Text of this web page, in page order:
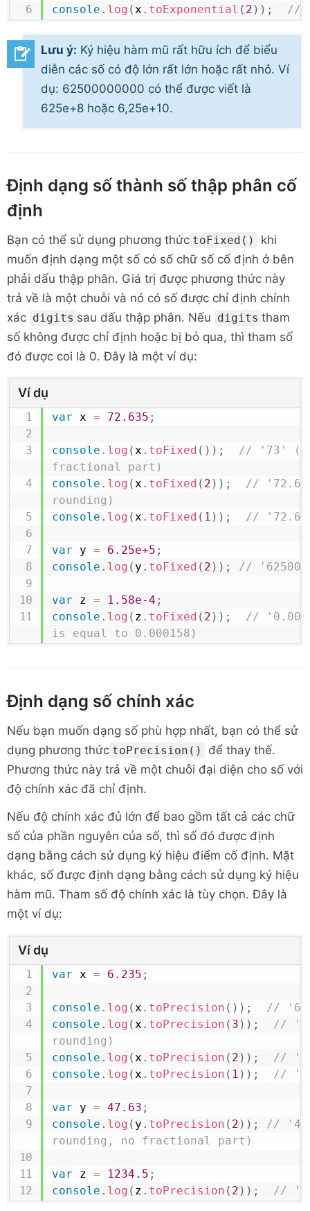
console . log (x . toExponential ( 2 ) ) ; //
Lưu ý: Ký hiệu hàm mũ rất hữu ích để biểu
diễn các số có độ lớn rất lớn hoặc rất nhỏ. Ví
dụ: 62500000000 có thể được viết là
625e+8 hoặc 6,25e+10.
Định dạng số thành số thập phân cố
định
Bạn có thể sử dụng phương thức toFixed()
khi
muốn định dạng một số có số chữ số cố định ở bên
phải dấu thập phân. Giá trị được phương thức này
trả về là một chuỗi và nó có số được chỉ định chính
xác digits sau dấu thập phân. Nếu digits tham
số không được chỉ định hoặc bị bỏ qua, thì tham số
đó được coi là 0. Đây là một ví dụ:
Ví dụ
var x = 72.635 ;
console . log (x . toFixed ( ) ) ;
// '73'
fractional part)
console . log (x . toFixed ( 2 ) ) ;
//
rounding)
console . log (x . toFixed ( 1 ) ) ; // '72.6'
var y = 6.25e+5 ;
console . log ( y . toFixed ( 2 ) ) ; //
var z = 1.58e-4 ;
console . log ( z . toFixed ( 2 ) ) ;
// '0.00'
is equal to 0.000158)
Định dạng số chính xác
Nếu bạn muốn dạng số phù hợp nhất, bạn có thể sử
dụng phương thức toPrecision()
để thay thế.
Phương thức này trả về một chuỗi đại diện cho số với
độ chính xác đã chỉ định.
Nếu độ chính xác đủ lớn để bao gồm tất cả các chữ
số của phần nguyên của số, thì số đó được định
dạng bằng cách sử dụng ký hiệu điểm cố định. Mặt
khác, số được định dạng bằng cách sử dụng ký hiệu
hàm mũ. Tham số độ chính xác là tùy chọn. Đây là
một ví dụ:
Ví dụ
var x = 6.235 ;
console . log (x . toPrecision ( ) ) ;
//
console . log (x . toPrecision ( 3 ) ) ;
//
rounding)
console . log (x . toPrecision ( 2 ) ) ;
//
console . log (x . toPrecision ( 1 ) ) ; //
var y = 47.63 ;
console . log ( y . toPrecision ( 2 ) ) ;
//
rounding, no fractional part)
var z = 1234.5 ;
console . log ( z . toPrecision ( 2 ) ) ; //